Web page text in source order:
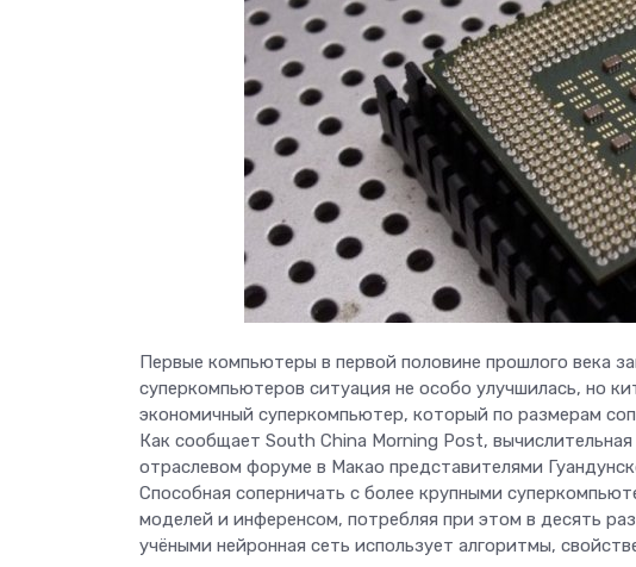
Первые компьютеры в первой половине прошлого века
суперкомпьютеров ситуация не особо улучшилась, но
экономичный суперкомпьютер, который по размерам
Как сообщает South China Morning Post,
отраслевом форуме в Макао представителями
Способная соперничать с более крупными
моделей и инференсом, потребляя при этом в десять
учёными нейронная сеть использует алгоритмы,